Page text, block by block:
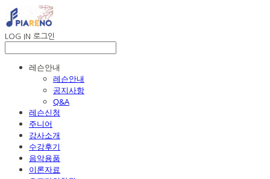
LOG IN 로그인
레슨안내
레슨안내
공지사항
Q&A
레슨신청
주니어
강사소개
수강후기
음악용품
이론자료